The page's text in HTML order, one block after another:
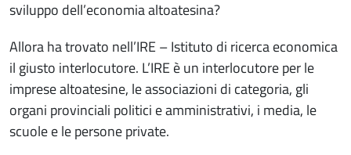
sviluppo dell’economia altoatesina?
Allora ha trovato nell’IRE – Istituto di ricerca economica
il giusto interlocutore. L’IRE è un interlocutore per le
imprese altoatesine, le associazioni di categoria, gli
organi provinciali politici e amministrativi, i media, le
scuole e le persone private.